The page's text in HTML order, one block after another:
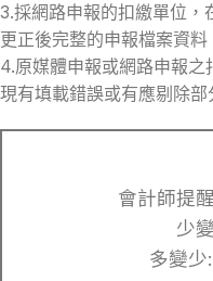
3.採網路申報的扣繳單位，
更正後完整的申報檔案資料
4.原媒體申報或網路申報
現有填載錯誤或有應剔除部
會計師提
少
多變少